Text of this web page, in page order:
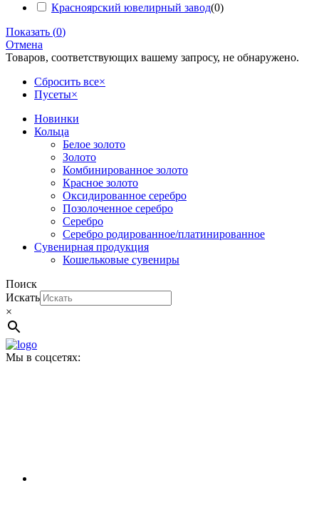
Красноярский ювелирный завод(0)
Показать (0)
Отмена
Товаров, соответствующих вашему запросу, не обнаружено.
Сбросить все×
Пусеты×
Новинки
Кольца
Белое золото
Золото
Комбинированное золото
Красное золото
Оксидированное серебро
Позолоченное серебро
Серебро
Серебро родированное/платинированное
Сувенирная продукция
Кошельковые сувениры
Поиск
Искать
×
Мы в соцсетях: